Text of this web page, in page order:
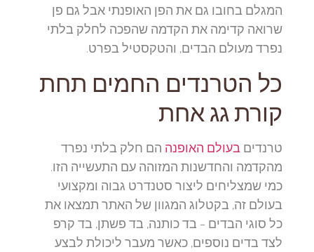
המגלם בחובו גם את הפן האופנתי אבל גם פן
שרואה קדימה את הקדמה שהפכה לחלק בלתי
נפרד מעולם הבדים, והטקסטיל בפרט.
כל הטרנדים החמים תחת
קורת גג אחת
טרנדיםבעולם האופנההם חלק בלתי נפרד
מהקדמה והחדשנות המזוהה עם התעשייה הזו.
כמי שמצליחים ליצור סטנדרט גבוה ומקצועי
בעולם זה, בקטלוג המגוון של האתר תמצאו את
כל סוגי הבדים – בד כותנה, בד פשתן, בד קרפ
לצד בדים נוספים, כאשר מעבר ליכולת לבצע